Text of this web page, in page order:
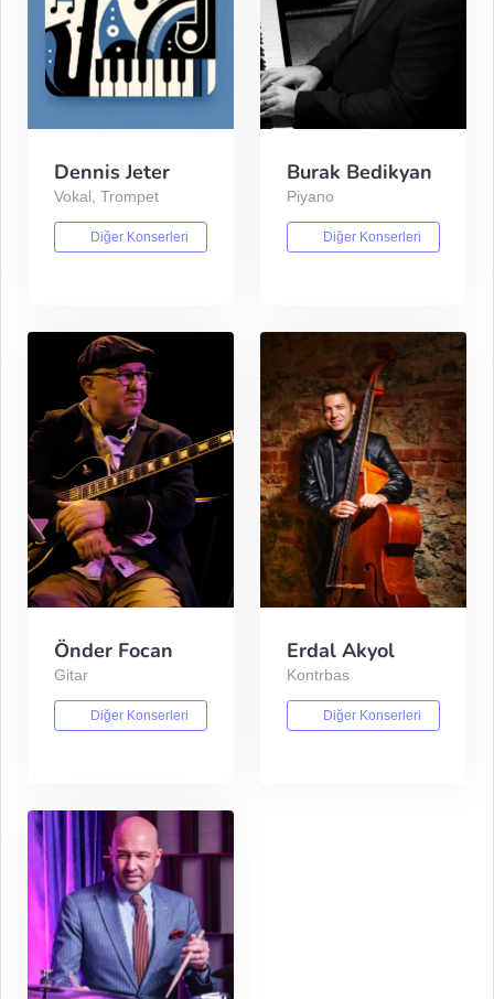
Dennis Jeter
Vokal, Trompet
Diğer Konserleri
Burak Bedikyan
Piyano
Diğer Konserleri
Önder Focan
Gitar
Diğer Konserleri
Erdal Akyol
Kontrbas
Diğer Konserleri